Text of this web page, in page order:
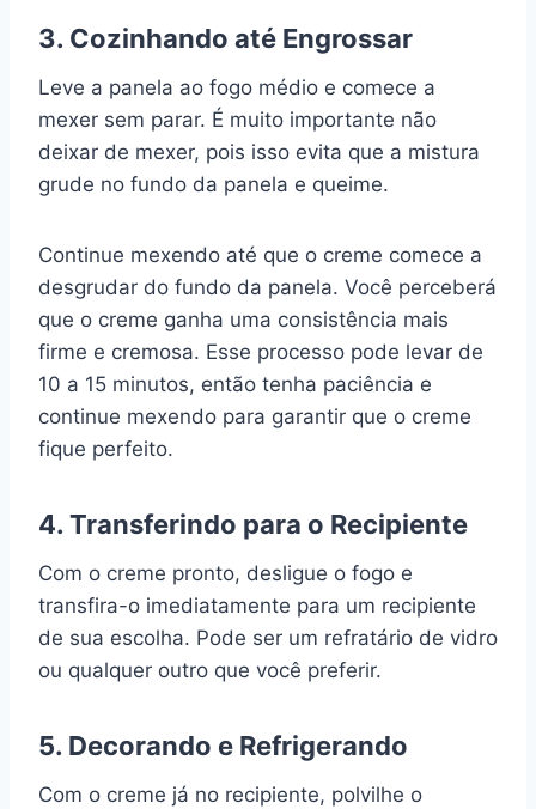
3. Cozinhando até Engrossar
Leve a panela ao fogo médio e comece a
mexer sem parar. É muito importante não
deixar de mexer, pois isso evita que a mistura
grude no fundo da panela e queime.
Continue mexendo até que o creme comece a
desgrudar do fundo da panela. Você perceberá
que o creme ganha uma consistência mais
firme e cremosa. Esse processo pode levar de
10 a 15 minutos, então tenha paciência e
continue mexendo para garantir que o creme
fique perfeito.
4. Transferindo para o Recipiente
Com o creme pronto, desligue o fogo e
transfira-o imediatamente para um recipiente
de sua escolha. Pode ser um refratário de vidro
ou qualquer outro que você preferir.
5. Decorando e Refrigerando
Com o creme já no recipiente, polvilhe o